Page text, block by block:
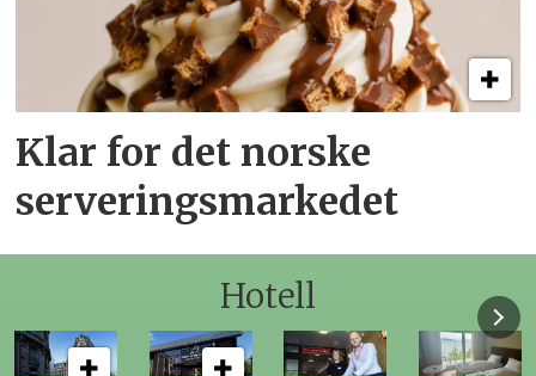
Klar for det norske
serveringsmarkedet
Hotell